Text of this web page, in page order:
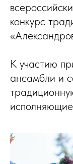
конкурс
К участию
ансамбли и